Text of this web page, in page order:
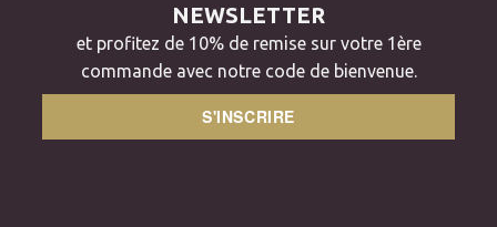
NEWSLETTER
et profitez de 10% de remise sur votre 1ère
commande avec notre code de bienvenue.
S'INSCRIRE